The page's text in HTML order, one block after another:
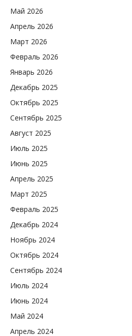
Май 2026
Апрель 2026
Март 2026
Февраль 2026
Январь 2026
Декабрь 2025
Октябрь 2025
Сентябрь 2025
Август 2025
Июль 2025
Июнь 2025
Апрель 2025
Март 2025
Февраль 2025
Декабрь 2024
Ноябрь 2024
Октябрь 2024
Сентябрь 2024
Июль 2024
Июнь 2024
Май 2024
Апрель 2024